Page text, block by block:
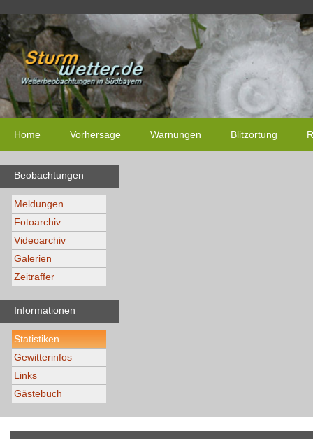
Home Vorhersage Warnungen Blitzortung
Beobachtungen
Meldungen
Fotoarchiv
Videoarchiv
Galerien
Zeitraffer
Informationen
Statistiken
Gewitterinfos
Links
Gästebuch